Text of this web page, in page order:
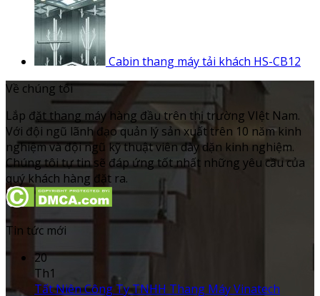
Cabin thang máy tải khách HS-CB12
Về chúng tôi
Lắp đặt thang máy hàng đầu trên thị trường VIệt Nam.
Với đội ngũ lãnh đạo quản lý sản xuất trên 10 năm kinh
nghiệm và đội ngũ kỹ thuật viên dày dặn kinh nghiệm.
Chúng tôi tự tin sẽ đáp ứng tốt nhất những yêu cầu của
quý khách hàng đặt ra.
Tin tức mới
20
Th1
Tất Niên Công Ty TNHH Thang Máy Vinatech